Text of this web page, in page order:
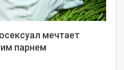
мечтает
парнем